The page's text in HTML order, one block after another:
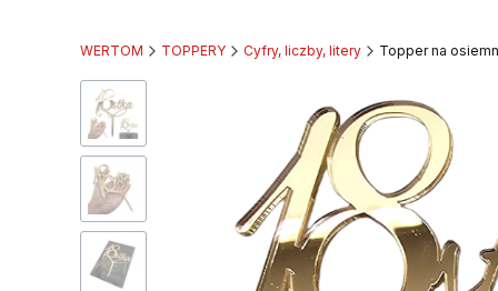
WERTOM TOPPERY Cyfry, liczby, litery Topper na